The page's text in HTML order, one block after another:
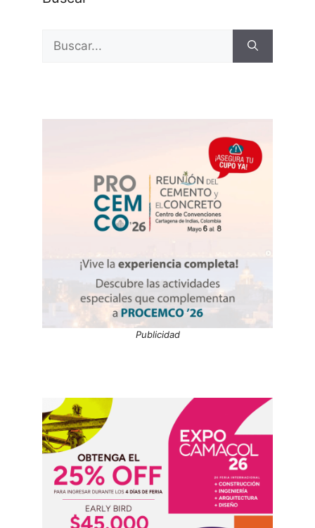
Publicidad